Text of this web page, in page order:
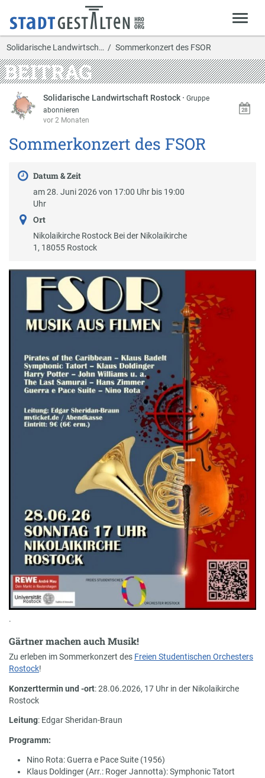
Solidarische Landwirtsch… Sommerkonzert des FSOR
BEITRAG
Solidarische Landwirtschaft Rostock ·Gruppe
abonnieren
vor 2 Monaten
Sommerkonzert des FSOR
Datum & Zeit
am 28. Juni 2026 von 17:00 Uhr bis 19:00
Uhr
Ort
Nikolaikirche Rostock Bei der Nikolaikirche
1, 18055 Rostock
.
Gärtner machen auch Musik!
Zu erleben im Sommerkonzert des Freien Studentischen Orchesters
Rostock!
Konzerttermin und -ort: 28.06.2026, 17 Uhr in der Nikolaikirche
Rostock
Leitung: Edgar Sheridan-Braun
Programm:
Nino Rota: Guerra e Pace Suite (1956)
Klaus Doldinger (Arr.: Roger Jannotta): Symphonic Tatort